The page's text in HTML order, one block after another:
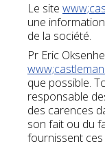
Le site
une
de la société.
Pr Eric
que possible.
responsable
des carences
son fait ou du
fournissent